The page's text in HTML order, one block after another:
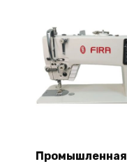
Промышленная